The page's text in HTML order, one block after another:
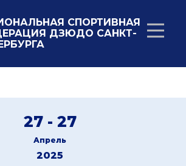
СПОРТИВНАЯ
ДЗЮДО САНКТ-
27 - 27
Апрель
2025